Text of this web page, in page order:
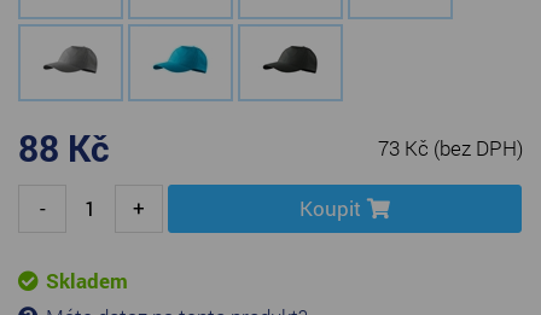
88 Kč 73 Kč (bez DPH)
- + Koupit
Skladem